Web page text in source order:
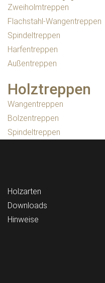
Zweiholmtreppen
Flachstahl-Wangentreppen
Spindeltreppen
Harfentreppen
Außentreppen
Holztreppen
Wangentreppen
Bolzentreppen
Spindeltreppen
Holzarten
Downloads
Hinweise